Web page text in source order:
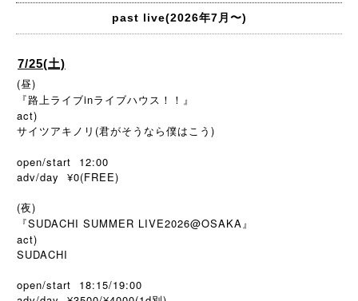
past live(2026年7月〜)
7/25(土)
(昼)
『路上ライブinライブハウス！！』
act)
サイツアキノリ(君がそうなら僕はこう)
open/start 12:00
adv/day ¥0(FREE)
(夜)
『SUDACHI SUMMER LIVE2026@OSAKA』
act)
SUDACHI
open/start 18:15/19:00